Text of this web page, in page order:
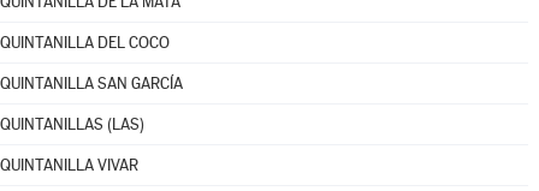
QUINTANILLA DEL COCO
QUINTANILLA SAN GARCÍA
QUINTANILLAS (LAS)
QUINTANILLA VIVAR